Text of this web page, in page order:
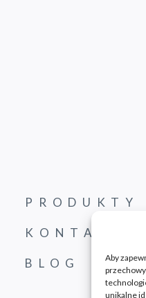
Aby
unikalne
PRODUKTY
KONTAKT
BLOG